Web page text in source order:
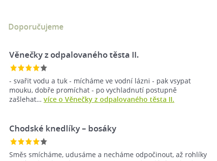
Doporučujeme
Věnečky z odpalovaného těsta II.
- svařit vodu a tuk - mícháme ve vodní lázni - pak vsypat
mouku, dobře promíchat - po vychladnutí postupně
zašlehat… více o Věnečky z odpalovaného těsta II.
Chodské knedlíky – bosáky
Směs smícháme, udusáme a necháme odpočinout, až rohlíky